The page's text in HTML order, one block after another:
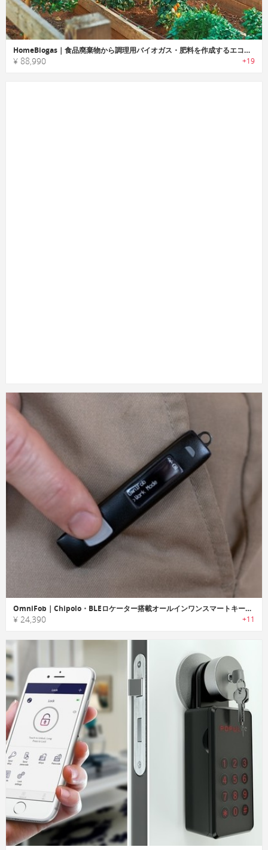
HomeBiogas｜食品廃棄物から調理用バイオガス・肥料を作成するエコシステム「ホームバイオガス」
¥ 88,990 +19
OmniFob｜Chipolo・BLEロケーター搭載オールインワンスマートキーフォブ「オムニフォブ」
¥ 24,390 +11